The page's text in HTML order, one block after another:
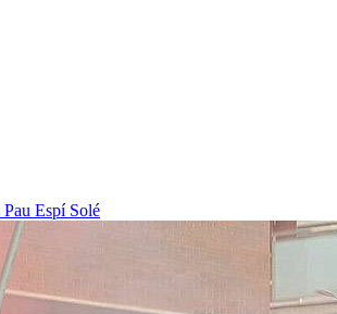
Pau Espí Solé